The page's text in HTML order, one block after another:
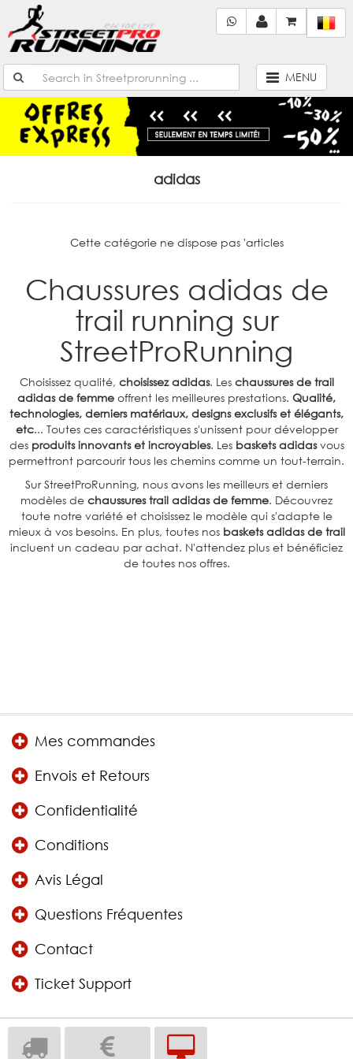
MENU
adidas
Cette catégorie ne dispose pas 'articles
Chaussures adidas de
trail running sur
StreetProRunning
Choisissez qualité, choisissez adidas. Leschaussures de trail
adidas de femme offrent les meilleures prestations. Qualité,
technologies, derniers matériaux, designs exclusifs et élégants,
etc... Toutes ces caractéristiques s'unissent pour développer
des produits innovants et incroyables. Les baskets adidasvous
permettront parcourir tous les chemins comme un tout-terrain.
Sur StreetProRunning, nous avons les meilleurs et derniers
modèles de chaussures trail adidas de femme. Découvrez
toute notre variété et choisissez le modèle qui s'adapte le
mieux à vos besoins. En plus, toutes nos baskets adidas de trail
incluent un cadeau par achat. N'attendez plus et bénéficiez
de toutes nos offres.
Mes commandes
Envois et Retours
Confidentialité
Conditions
Avis Légal
Questions Fréquentes
Contact
Ticket Support